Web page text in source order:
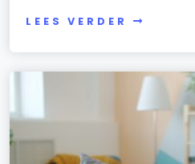
LEES VERDER